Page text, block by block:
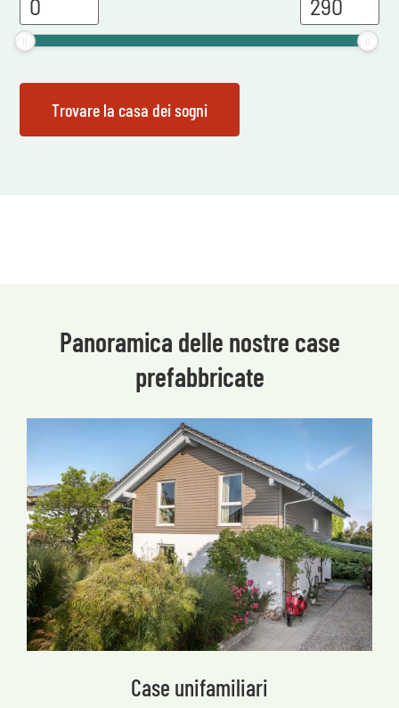
Panoramica delle nostre case
prefabbricate
Case unifamiliari